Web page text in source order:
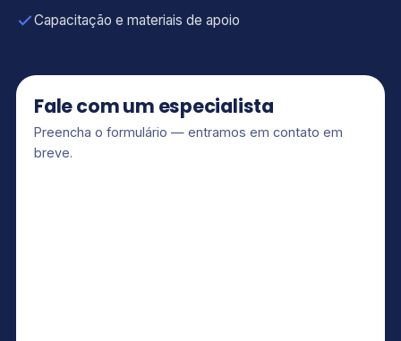
Capacitação e materiais de apoio
Fale com um especialista
Preencha o formulário — entramos em contato em
breve.